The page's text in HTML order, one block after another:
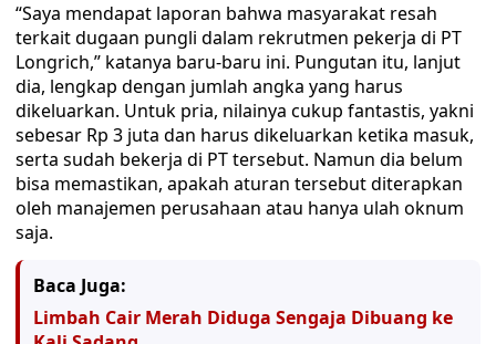
“Saya mendapat laporan bahwa masyarakat resah
terkait dugaan pungli dalam rekrutmen pekerja di PT
Longrich,” katanya baru-baru ini. Pungutan itu, lanjut
dia, lengkap dengan jumlah angka yang harus
dikeluarkan. Untuk pria, nilainya cukup fantastis, yakni
sebesar Rp 3 juta dan harus dikeluarkan ketika masuk,
serta sudah bekerja di PT tersebut. Namun dia belum
bisa memastikan, apakah aturan tersebut diterapkan
oleh manajemen perusahaan atau hanya ulah oknum
saja.
Baca Juga:
Limbah Cair Merah Diduga Sengaja Dibuang ke